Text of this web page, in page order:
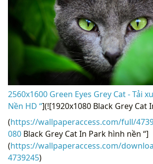
2560x1600 Green Eyes Grey Cat - Tải
Nền HD “](![1920x1080 Black Grey Cat
(https://wallpaperaccess.com/full/
080 Black Grey Cat In Park hình nền “]
(https://wallpaperaccess.com/
4739245)